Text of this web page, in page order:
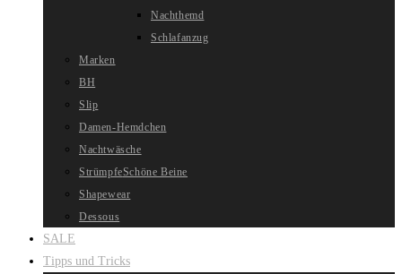
Nachthemd
Schlafanzug
Marken
BH
Slip
Damen-Hemdchen
Nachtwäsche
StrümpfeSchöne Beine
Shapewear
Dessous
SALE
Tipps und Tricks